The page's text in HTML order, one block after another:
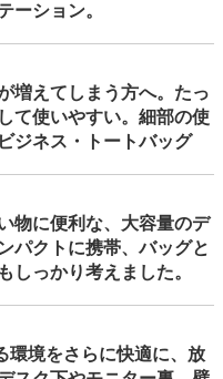
ーション。
増えてしまう方へ。たっ
て使いやすい。細部の使
ジネス・トートバッグ
物に便利な、大容量のデ
パクトに携帯、バッグと
しっかり考えました。
環境をさらに快適に、放